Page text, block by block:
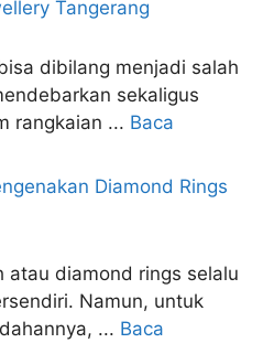
Tangerang
dibilang menjadi salah
sekaligus
rangkaian ... Baca
Diamond Rings
atau diamond rings selalu
Namun, untuk
... Baca